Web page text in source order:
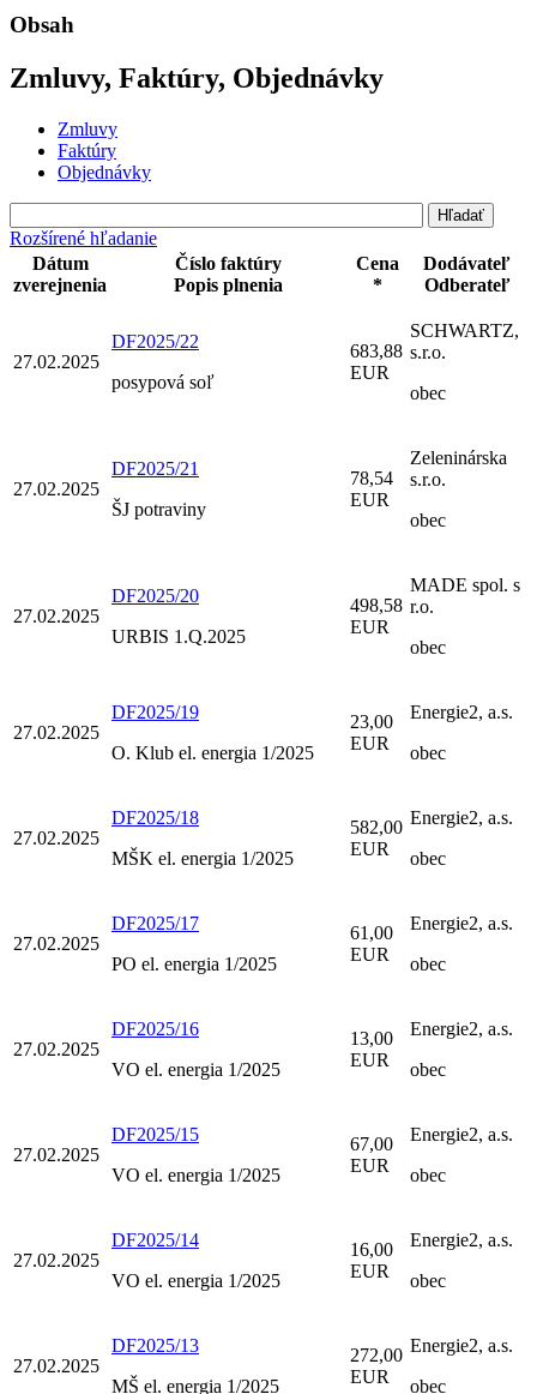
Obsah
Zmluvy, Faktúry, Objednávky
Zmluvy
Faktúry
Objednávky
Rozšírené hľadanie
Dátum
zverejnenia
Číslo faktúry
Popis plnenia
Cena
*
Dodávateľ
Odberateľ
27.02.2025
DF2025/22
posypová soľ
683,88
EUR
SCHWARTZ,
s.r.o.
obec
27.02.2025
DF2025/21
ŠJ potraviny
78,54
EUR
Zeleninárska
s.r.o.
obec
27.02.2025
DF2025/20
URBIS 1.Q.2025
498,58
EUR
MADE spol. s
r.o.
obec
27.02.2025
DF2025/19
O. Klub el. energia 1/2025
23,00
EUR
Energie2, a.s.
obec
27.02.2025
DF2025/18
MŠK el. energia 1/2025
582,00
EUR
Energie2, a.s.
obec
27.02.2025
DF2025/17
PO el. energia 1/2025
61,00
EUR
Energie2, a.s.
obec
27.02.2025
DF2025/16
VO el. energia 1/2025
13,00
EUR
Energie2, a.s.
obec
27.02.2025
DF2025/15
VO el. energia 1/2025
67,00
EUR
Energie2, a.s.
obec
27.02.2025
DF2025/14
VO el. energia 1/2025
16,00
EUR
Energie2, a.s.
obec
27.02.2025
DF2025/13
MŠ el. energia 1/2025
272,00
EUR
Energie2, a.s.
obec